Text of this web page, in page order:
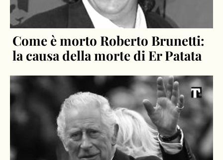
Come è morto Roberto Brunetti:
la causa della morte di Er Patata